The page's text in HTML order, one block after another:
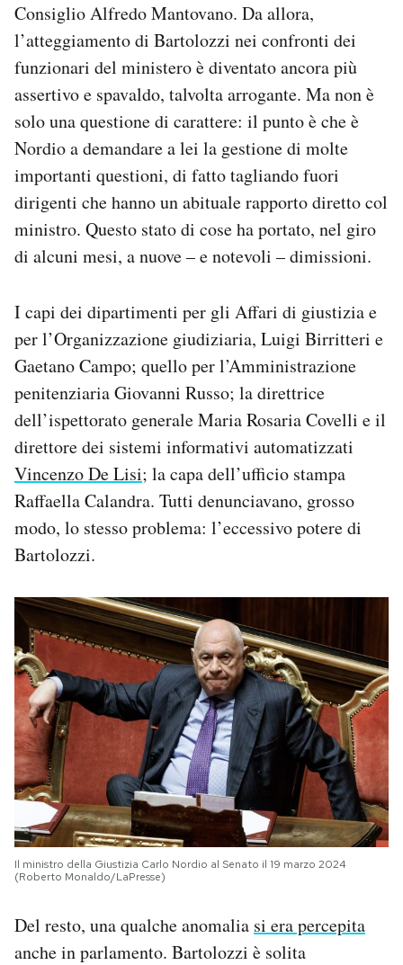
Consiglio Alfredo Mantovano. Da allora,
l’atteggiamento di Bartolozzi nei confronti dei
funzionari del ministero è diventato ancora più
assertivo e spavaldo, talvolta arrogante. Ma non è
solo una questione di carattere: il punto è che è
Nordio a demandare a lei la gestione di molte
importanti questioni, di fatto tagliando fuori
dirigenti che hanno un abituale rapporto diretto col
ministro. Questo stato di cose ha portato, nel giro
di alcuni mesi, a nuove – e notevoli – dimissioni.
I capi dei dipartimenti per gli Affari di giustizia e
per l’Organizzazione giudiziaria, Luigi Birritteri e
Gaetano Campo; quello per l’Amministrazione
penitenziaria Giovanni Russo; la direttrice
dell’ispettorato generale Maria Rosaria Covelli e il
direttore dei sistemi informativi automatizzati
Vincenzo De Lisi; la capa dell’ufficio stampa
Raffaella Calandra. Tutti denunciavano, grosso
modo, lo stesso problema: l’eccessivo potere di
Bartolozzi.
Il ministro della Giustizia Carlo Nordio al Senato il 19 marzo 2024
(Roberto Monaldo/LaPresse)
Del resto, una qualche anomalia si era percepita
anche in parlamento. Bartolozzi è solita